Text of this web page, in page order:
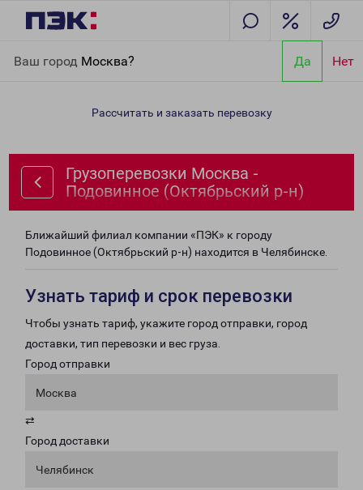
Ваш город Москва? Да Нет
(Октябрьский р-н)
Рассчитать и заказать перевозку
Грузоперевозки Москва -
Подовинное (Октябрьский р-н)
Ближайший филиал компании «ПЭК» к городу
Подовинное (Октябрьский р-н) находится в Челябинске.
Узнать тариф и срок перевозки
Чтобы узнать тариф, укажите город отправки, город
доставки, тип перевозки и вес груза.
Город отправки
Москва
⇄
Город доставки
Челябинск